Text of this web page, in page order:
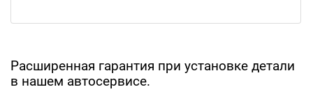
Расширенная гарантия при установке детали
в нашем автосервисе.